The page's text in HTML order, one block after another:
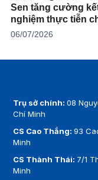
Sen tăng cường
nghiệm thực tiễn
06/07/2026
Trụ sở chính:08
Chí Minh
CS Cao Thắng:93
Minh
CS Thành Thái: 7/1
Minh